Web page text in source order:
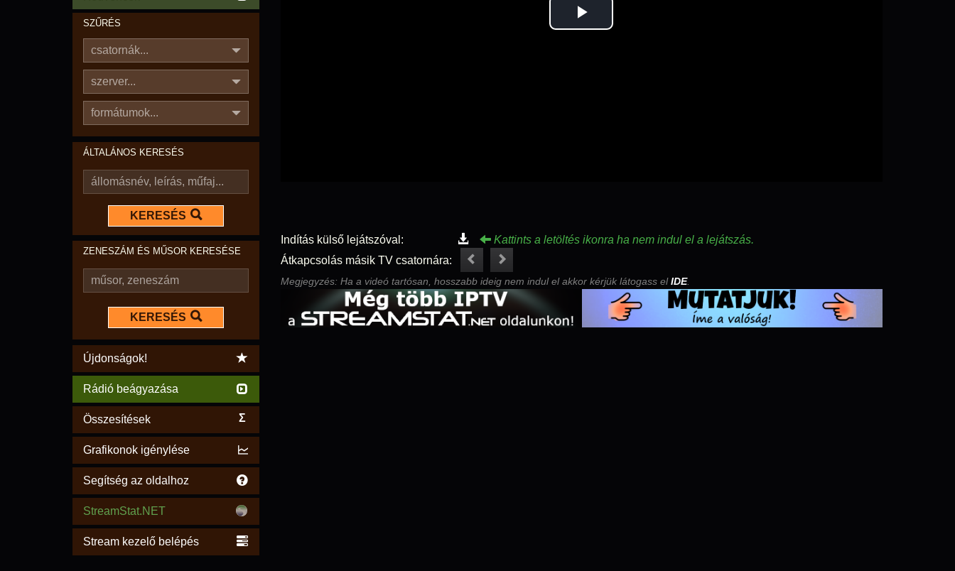
SZŰRÉS
csatornák...
szerver...
formátumok...
ÁLTALÁNOS KERESÉS
KERESÉS
ZENESZÁM ÉS MŰSOR KERESÉSE
KERESÉS
Újdonságok!
Rádió beágyazása
Összesítések Σ
Grafikonok igénylése
Segítség az oldalhoz
StreamStat.NET
Stream kezelő belépés
Indítás külső lejátszóval:
Kattints a letöltés ikonra ha nem indul el a lejátszás.
Átkapcsolás másik TV csatornára:
Megjegyzés: Ha a videó tartósan, hosszabb ideig nem indul el akkor kérjük látogass elIDE.